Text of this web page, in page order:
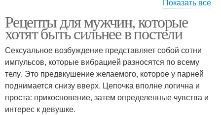
Рецепт для взрослых Настой с медом
Редьки с медом
Рецепты для мужчин, которые
хотят быть сильнее в постели
Сексуальное возбуждение представляет собой сотни
импульсов, которые вибрацией разносятся по всему
телу. Это предвкушение желаемого, которое у парней
поднимается снизу вверх. Цепочка вполне логична и
проста: прикосновение, затем определенные чувства и
интерес к девушке.